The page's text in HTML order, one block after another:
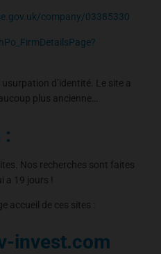
company/03385330
usurpation d’identité. Le site a
plus ancienne…
:
Nos recherches sont faites
a 19 jours !
accueil de ces sites :
invest.com